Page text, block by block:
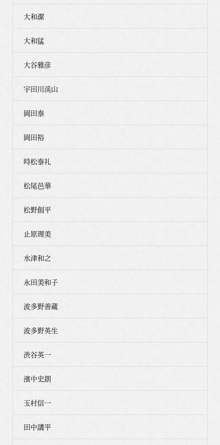
大和潔
大和猛
大谷雅彦
宇田川渓山
岡田泰
岡田裕
時松泰礼
松尾邑華
松野創平
止原理美
水津和之
永田美和子
波多野善蔵
波多野英生
渋谷英一
濱中史朗
玉村信一
田中講平